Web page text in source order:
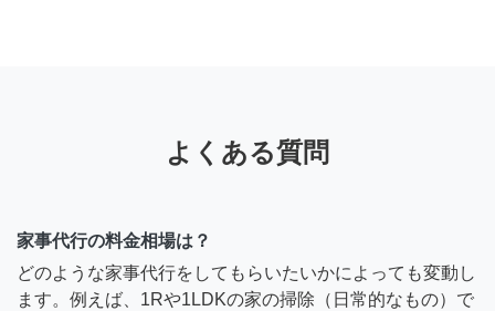
よくある質問
家事代行の料金相場は？
どのような家事代行をしてもらいたいかによっても変動し
ます。例えば、1Rや1LDKの家の掃除（日常的なもの）で